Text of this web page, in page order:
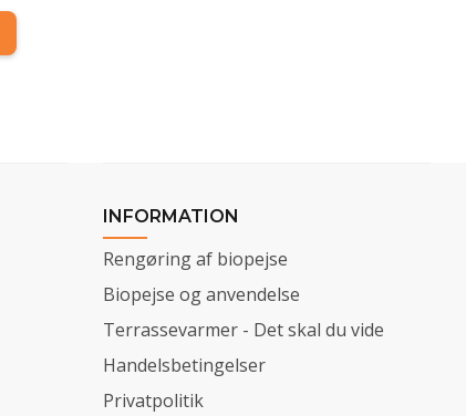
INFORMATION
Rengøring af biopejse
Biopejse og anvendelse
Terrassevarmer - Det skal du vide
Handelsbetingelser
Privatpolitik